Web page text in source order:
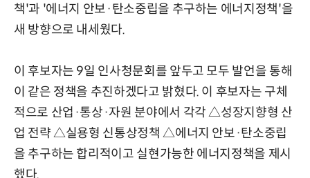
책'과 '에너지 안보·탄소중립을 추구하는 에너지정책'을
새 방향으로 내세웠다.
이 후보자는 9일 인사청문회를 앞두고 모두 발언을 통해
이 같은 정책을 추진하겠다고 밝혔다. 이 후보자는 구체
적으로 산업·통상·자원 분야에서 각각 △성장지향형 산
업 전략 △실용형 신통상정책 △에너지 안보·탄소중립
을 추구하는 합리적이고 실현가능한 에너지정책을 제시
했다.